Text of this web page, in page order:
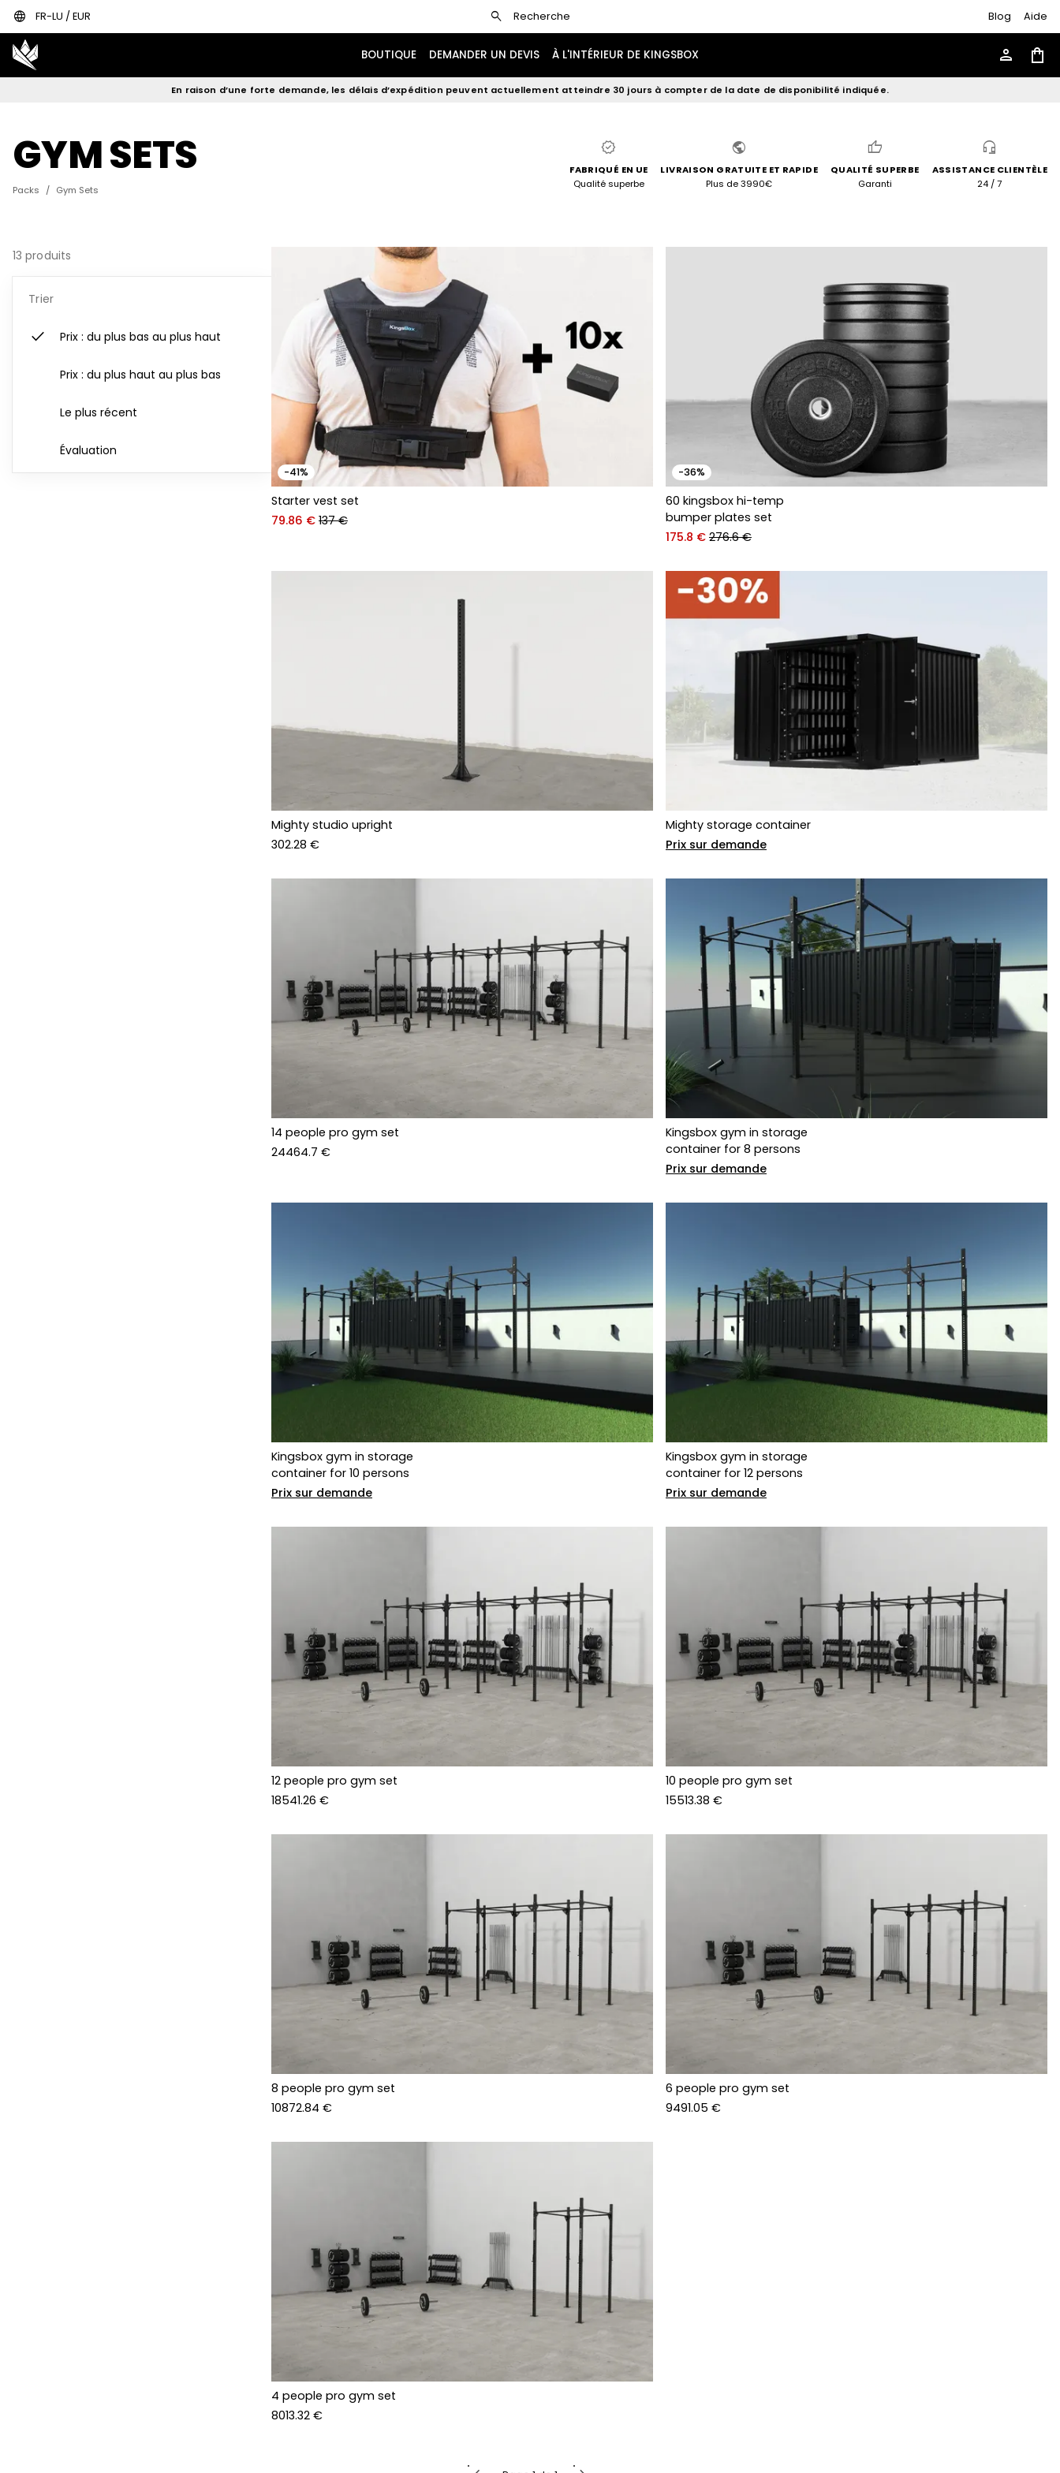
language FR-LU / EUR search Recherche Blog Aide
BOUTIQUE DEMANDER UN DEVIS À L'INTÉRIEUR DE KINGSBOX person shopping_bag
En raison d’une forte demande, les délais d’expédition peuvent actuellement atteindre 30 jours à compter de la date de disponibilité indiquée.
GYM SETS
Packs / Gym Sets
verified
FABRIQUÉ EN UE
Qualité superbe
public
LIVRAISON GRATUITE ET RAPIDE
Plus de 3990€
thumb_up
QUALITÉ SUPERBE
Garanti
headset_mic
ASSISTANCE CLIENTÈLE
24 / 7
13 produits
Trier
check Prix : du plus bas au plus haut
Prix : du plus haut au plus bas
Le plus récent
Évaluation
-41%
Starter vest set
79.86 € 137 €
-36%
60 kingsbox hi-temp
bumper plates set
175.8 € 276.6 €
Mighty studio upright
302.28 €
Mighty storage container
Prix sur demande
14 people pro gym set
24464.7 €
Kingsbox gym in storage
container for 8 persons
Prix sur demande
Kingsbox gym in storage
container for 10 persons
Prix sur demande
Kingsbox gym in storage
container for 12 persons
Prix sur demande
12 people pro gym set
18541.26 €
10 people pro gym set
15513.38 €
8 people pro gym set
10872.84 €
6 people pro gym set
9491.05 €
4 people pro gym set
8013.32 €